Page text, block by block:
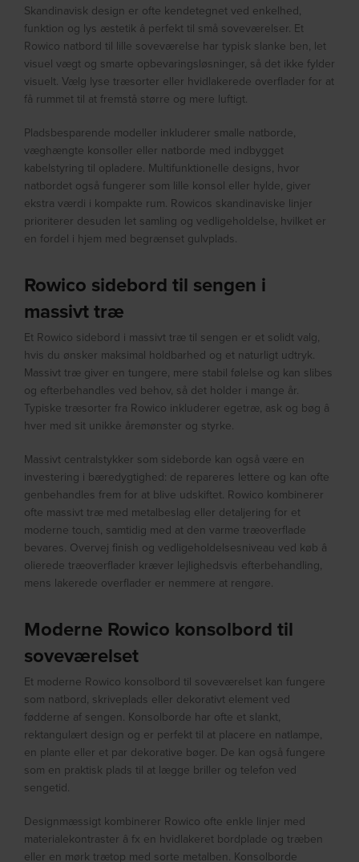
Skandinavisk design er ofte kendetegnet ved enkelhed,
funktion og lys æstetik â perfekt til små soveværelser. Et
Rowico natbord til lille soveværelse har typisk slanke ben, let
visuel vægt og smarte opbevaringsløsninger, så det ikke fylder
visuelt. Vælg lyse træsorter eller hvidlakerede overflader for at
få rummet til at fremstå større og mere luftigt.
Pladsbesparende modeller inkluderer smalle natborde,
væghængte konsoller eller natborde med indbygget
kabelstyring til opladere. Multifunktionelle designs, hvor
natbordet også fungerer som lille konsol eller hylde, giver
ekstra værdi i kompakte rum. Rowicos skandinaviske linjer
prioriterer desuden let samling og vedligeholdelse, hvilket er
en fordel i hjem med begrænset gulvplads.
Rowico sidebord til sengen i
massivt træ
Et Rowico sidebord i massivt træ til sengen er et solidt valg,
hvis du ønsker maksimal holdbarhed og et naturligt udtryk.
Massivt træ giver en tungere, mere stabil følelse og kan slibes
og efterbehandles ved behov, så det holder i mange år.
Typiske træsorter fra Rowico inkluderer egetræ, ask og bøg â
hver med sit unikke åremønster og styrke.
Massivt centralstykker som sideborde kan også være en
investering i bæredygtighed: de repareres lettere og kan ofte
genbehandles frem for at blive udskiftet. Rowico kombinerer
ofte massivt træ med metalbeslag eller detaljering for et
moderne touch, samtidig med at den varme træoverflade
bevares. Overvej finish og vedligeholdelsesniveau ved køb â
olierede træoverflader kræver lejlighedsvis efterbehandling,
mens lakerede overflader er nemmere at rengøre.
Moderne Rowico konsolbord til
soveværelset
Et moderne Rowico konsolbord til soveværelset kan fungere
som natbord, skriveplads eller dekorativt element ved
fødderne af sengen. Konsolborde har ofte et slankt,
rektangulært design og er perfekt til at placere en natlampe,
en plante eller et par dekorative bøger. De kan også fungere
som en praktisk plads til at lægge briller og telefon ved
sengetid.
Designmæssigt kombinerer Rowico ofte enkle linjer med
materialekontraster â fx en hvidlakeret bordplade og træben
eller en mørk trætop med sorte metalben. Konsolborde